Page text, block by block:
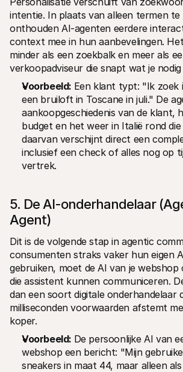
intentie. In plaats van alleen termen
onthouden AI-agenten eerdere
context mee in hun aanbevelingen.
minder als een zoekbalk en meer als
verkoopadviseur die snapt wat je
Voorbeeld: Een klant typt: "Ik zoek
een bruiloft in Toscane in juli." De
aankoopgeschiedenis van de klant,
budget en het weer in Italië rond die
daarvan verschijnt direct een
inclusief een check of alles nog op
vertrek.
5. De AI-onderhandelaar
Agent)
Dit is de volgende stap in agentic
consumenten straks vaker hun eigen
gebruiken, moet de AI van je
die assistent kunnen communiceren.
dan een soort digitale onderhandelaar
milliseconden voorwaarden afstemt
koper.
Voorbeeld: De persoonlijke AI van
webshop een bericht: "Mijn
sneakers in maat 44, maar alleen